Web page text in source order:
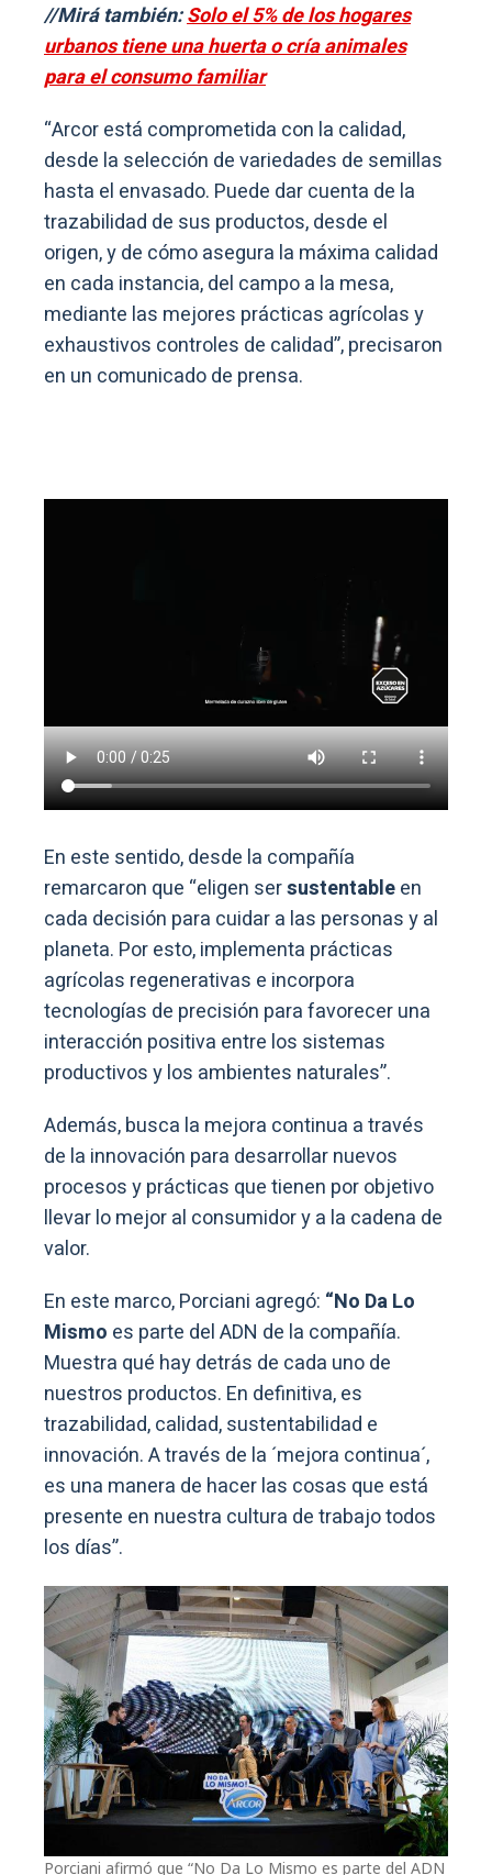
//Mirá también:Solo el 5% de los hogares
urbanos tiene una huerta o cría animales
para el consumo familiar
“Arcor está comprometida con la calidad,
desde la selección de variedades de semillas
hasta el envasado. Puede dar cuenta de la
trazabilidad de sus productos, desde el
origen, y de cómo asegura la máxima calidad
en cada instancia, del campo a la mesa,
mediante las mejores prácticas agrícolas y
exhaustivos controles de calidad”, precisaron
en un comunicado de prensa.
En este sentido, desde la compañía
remarcaron que “eligen sersustentableen
cada decisión para cuidar a las personas y al
planeta. Por esto, implementa prácticas
agrícolas regenerativas e incorpora
tecnologías de precisión para favorecer una
interacción positiva entre los sistemas
productivos y los ambientes naturales”.
Además, busca la mejora continua a través
de la innovación para desarrollar nuevos
procesos y prácticas que tienen por objetivo
llevar lo mejor al consumidor y a la cadena de
valor.
En este marco, Porciani agregó: “No Da Lo
Mismo es parte del ADN de la compañía.
Muestra qué hay detrás de cada uno de
nuestros productos. En definitiva, es
trazabilidad, calidad, sustentabilidad e
innovación. A través de la ´mejora continua´,
es una manera de hacer las cosas que está
presente en nuestra cultura de trabajo todos
los días”.
Porciani afirmó que “No Da Lo Mismo es parte del ADN